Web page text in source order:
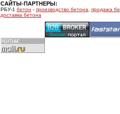
САЙТЫ-ПАРТНЕРЫ:
РБУ-1 бетон - производство бетона
продажа
доставка бетона